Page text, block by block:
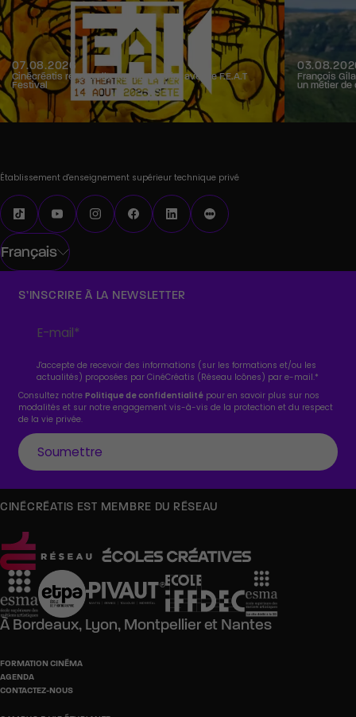
07.08.2026
Cinécréatis renouvelle son partenariat avec le F.E.A.T
Festival
François
un métier de
Établissement d'enseignement supérieur technique privé
Français
S’INSCRIRE À LA NEWSLETTER
J'accepte de recevoir des informations (sur les formations et/ou les
actualités) proposées par CinéCréatis (Réseau Icônes) par e-mail.*
Consultez notrePolitique de confidentialité pour en savoir plus sur nos
modalités et sur notre engagement vis-à-vis de la protection et du respect
de la vie privée.
CINÉCRÉATIS EST MEMBRE DU RÉSEAU
À Bordeaux, Lyon, Montpellieret Nantes
FORMATION CINÉMA
AGENDA
CONTACTEZ-NOUS